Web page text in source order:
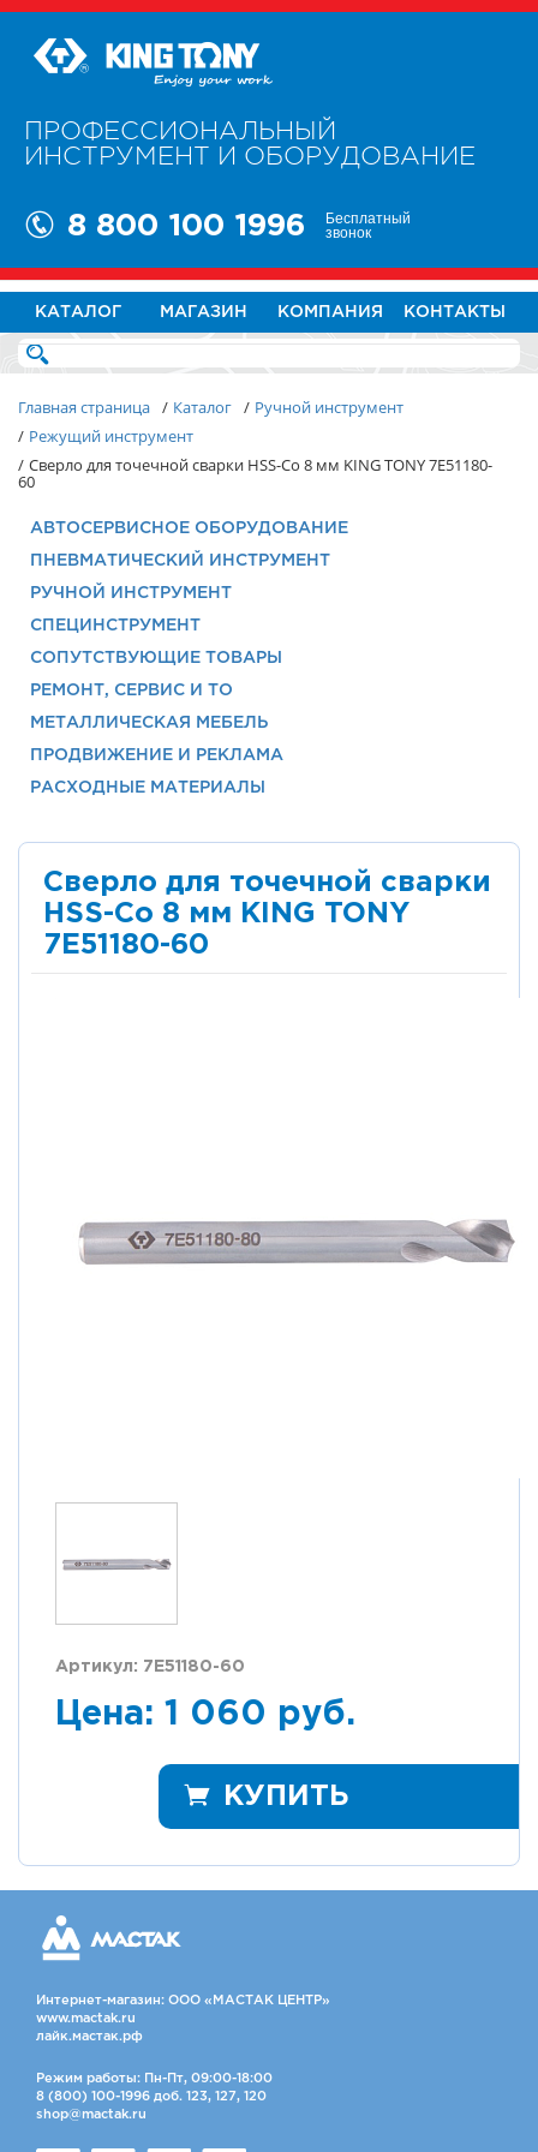
ПРОФЕССИОНАЛЬНЫЙ
ИНСТРУМЕНТ И ОБОРУДОВАНИЕ
8 800 100 1996 Бесплатный
звонок
КАТАЛОГ МАГАЗИН КОМПАНИЯ КОНТАКТЫ
Главная страница / Каталог / Ручной инструмент
/ Режущий инструмент
/ Сверло для точечной сварки HSS-Co 8 мм KING TONY 7E51180-
60
АВТОСЕРВИСНОЕ ОБОРУДОВАНИЕ
ПНЕВМАТИЧЕСКИЙ ИНСТРУМЕНТ
РУЧНОЙ ИНСТРУМЕНТ
СПЕЦИНСТРУМЕНТ
СОПУТСТВУЮЩИЕ ТОВАРЫ
РЕМОНТ, СЕРВИС И ТО
МЕТАЛЛИЧЕСКАЯ МЕБЕЛЬ
ПРОДВИЖЕНИЕ И РЕКЛАМА
РАСХОДНЫЕ МАТЕРИАЛЫ
Сверло для точечной сварки
HSS-Co 8 мм KING TONY
7E51180-60
Артикул: 7E51180-60
Цена: 1 060 руб.
КУПИТЬ
Интернет-магазин: ООО «МАСТАК ЦЕНТР»
www.mactak.ru
лайк.мастак.рф
Режим работы: Пн-Пт, 09:00-18:00
8 (800) 100-1996 доб. 123, 127, 120
shop@mactak.ru